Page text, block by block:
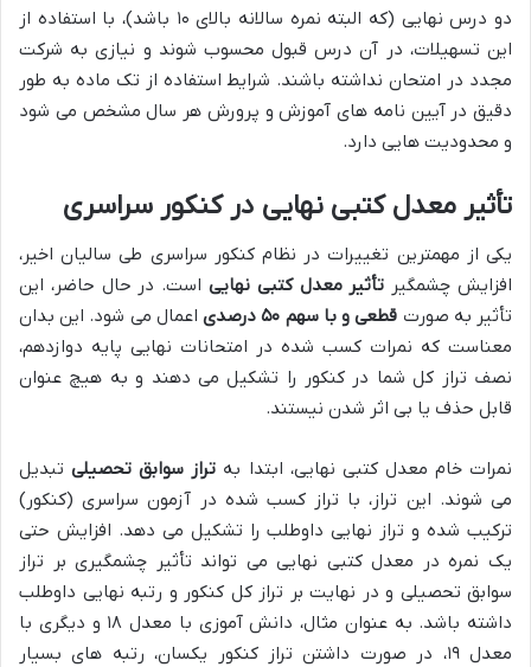
دو درس نهایی (که البته نمره سالانه بالای ۱۰ باشد)، با استفاده از
این تسهیلات، در آن درس قبول محسوب شوند و نیازی به شرکت
مجدد در امتحان نداشته باشند. شرایط استفاده از تک ماده به طور
دقیق در آیین نامه های آموزش و پرورش هر سال مشخص می شود
و محدودیت هایی دارد.
تأثیر معدل کتبی نهایی در کنکور سراسری
یکی از مهمترین تغییرات در نظام کنکور سراسری طی سالیان اخیر،
افزایش چشمگیر تأثیر معدل کتبی نهایی است. در حال حاضر، این
تأثیر به صورت قطعی و با سهم ۵۰ درصدی
اعمال می شود. این بدان
معناست که نمرات کسب شده در امتحانات نهایی پایه دوازدهم،
نصف تراز کل شما در کنکور را تشکیل می دهند و به هیچ عنوان
قابل حذف یا بی اثر شدن نیستند.
نمرات خام معدل کتبی نهایی، ابتدا به تراز سوابق تحصیلیتبدیل
می شوند. این تراز، با تراز کسب شده در آزمون سراسری (کنکور)
ترکیب شده و تراز نهایی داوطلب را تشکیل می دهد. افزایش حتی
یک نمره در معدل کتبی نهایی می تواند تأثیر چشمگیری بر تراز
سوابق تحصیلی و در نهایت بر تراز کل کنکور و رتبه نهایی داوطلب
داشته باشد. به عنوان مثال، دانش آموزی با معدل ۱۸ و دیگری با
معدل ۱۹، در صورت داشتن تراز کنکور یکسان، رتبه های بسیار